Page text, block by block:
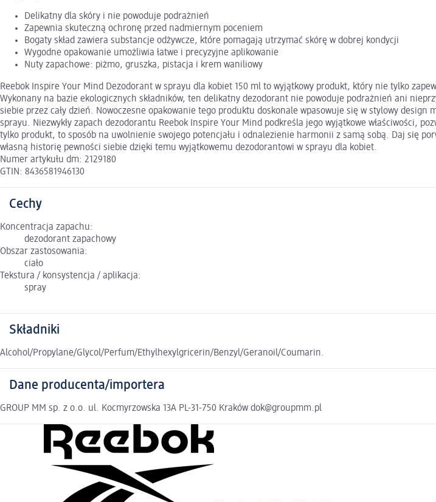
Delikatny dla skóry i nie powoduje podrażnień
Zapewnia skuteczną ochronę przed nadmiernym poceniem
Bogaty skład zawiera substancje odżywcze, które pomagają utrzymać skórę w dobrej kondycji
Wygodne opakowanie umożliwia łatwe i precyzyjne aplikowanie
Nuty zapachowe: piżmo, gruszka, pistacja i krem waniliowy
Reebok Inspire Your Mind Dezodorant w sprayu dla kobiet 150 ml to wyjątkowy produkt, który nie tylko
Wykonany na bazie ekologicznych składników, ten delikatny dezodorant nie powoduje podrażnień ani
siebie przez cały dzień. Nowoczesne opakowanie tego produktu doskonale wpasowuje się w stylowy
sprayu. Niezwykły zapach dezodorantu Reebok Inspire Your Mind podkreśla jego wyjątkowe właściwości,
tylko produkt, to sposób na uwolnienie swojego potencjału i odnalezienie harmonii z samą sobą. Daj się
własną historię pewności siebie dzięki temu wyjątkowemu dezodorantowi w sprayu dla kobiet.
Numer artykułu dm: 2129180
GTIN: 8436581946130
Cechy
Koncentracja zapachu:
dezodorant zapachowy
Obszar zastosowania:
ciało
Tekstura / konsystencja / aplikacja:
spray
Składniki
Alcohol/Propylane/Glycol/Perfum/Ethylhexylgricerin/Benzyl/Geranoil/Coumarin.
Dane producenta/importera
GROUP MM sp. z o.o. ul. Kocmyrzowska 13A PL-31-750 Kraków dok@groupmm.pl